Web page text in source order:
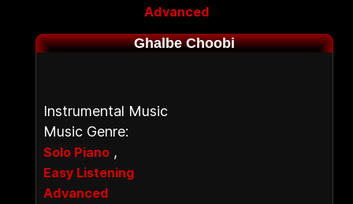
Advanced
Ghalbe Choobi
Instrumental Music
Music Genre:
Solo Piano ,
Easy Listening
Advanced